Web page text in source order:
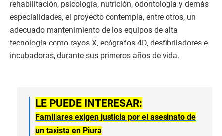
rehabilitación, psicología, nutrición, odontología y demás
especialidades, el proyecto contempla, entre otros, un
adecuado mantenimiento de los equipos de alta
tecnología como rayos X, ecógrafos 4D, desfibriladores e
incubadoras, durante sus primeros años de vida.
LE PUEDE INTERESAR:
Familiares exigen justicia por el asesinato de
un taxista en Piura